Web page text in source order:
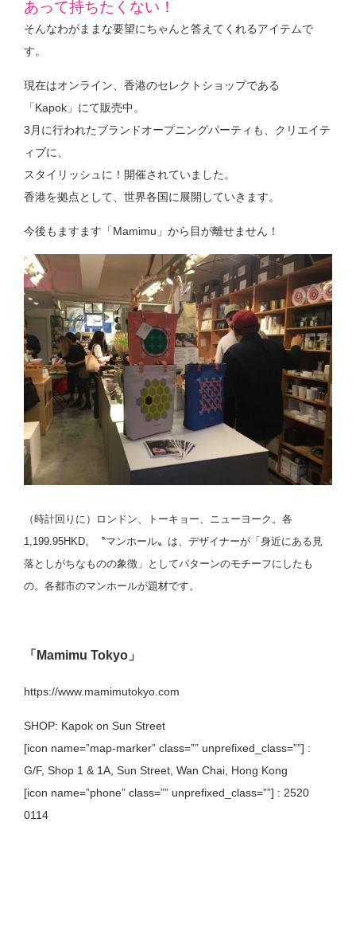
あって持ちたくない！
そんなわがままな要望にちゃんと答えてくれるアイテムで
す。
現在はオンライン、香港のセレクトショップである
「Kapok」にて販売中。
3月に行われたブランドオープニングパーティも、クリエイテ
ィブに、
スタイリッシュに！開催されていました。
香港を拠点として、世界各国に展開していきます。
今後もますます「Mamimu」から目が離せません！
（時計回りに）ロンドン、トーキョー、ニューヨーク。各
1,199.95HKD。〝マンホール〟は、デザイナーが「身近にある見
落としがちなものの象徴」としてパターンのモチーフにしたも
の。各都市のマンホールが題材です。
「Mamimu Tokyo」
https://www.mamimutokyo.com
SHOP: Kapok on Sun Street
[icon name=”map-marker” class=”” unprefixed_class=””] :
G/F, Shop 1 & 1A, Sun Street, Wan Chai, Hong Kong
[icon name=”phone” class=”” unprefixed_class=””] : 2520
0114